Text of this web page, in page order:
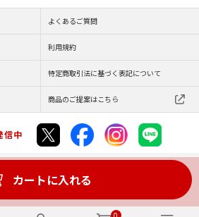
カートに入れる
よくあるご質問
利用規約
特定商取引法に基づく表記について
商品のご提案はこちら
信中